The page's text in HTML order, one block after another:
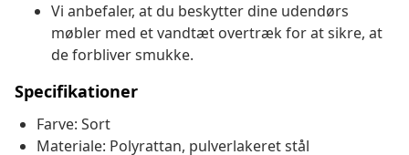
Vi anbefaler, at du beskytter dine udendørs
møbler med et vandtæt overtræk for at sikre, at
de forbliver smukke.
Specifikationer
Farve: Sort
Materiale: Polyrattan, pulverlakeret stål